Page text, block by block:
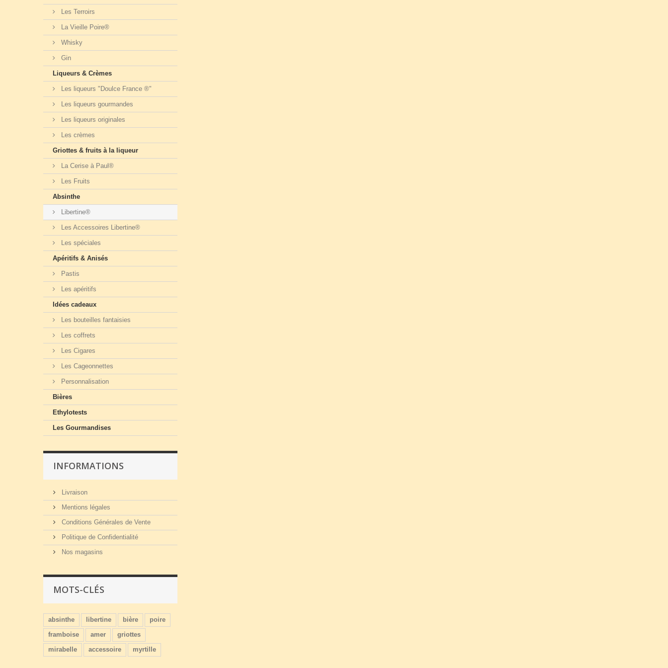
Les Terroirs
La Vieille Poire®
Whisky
Gin
Liqueurs & Crèmes
Les liqueurs "Doulce France ®"
Les liqueurs gourmandes
Les liqueurs originales
Les crèmes
Griottes & fruits à la liqueur
La Cerise à Paul®
Les Fruits
Absinthe
Libertine®
Les Accessoires Libertine®
Les spéciales
Apéritifs & Anisés
Pastis
Les apéritifs
Idées cadeaux
Les bouteilles fantaisies
Les coffrets
Les Cigares
Les Cageonnettes
Personnalisation
Bières
Ethylotests
Les Gourmandises
INFORMATIONS
Livraison
Mentions légales
Conditions Générales de Vente
Politique de Confidentialité
Nos magasins
MOTS-CLÉS
absinthe libertine bière
poire
framboise
amer
griottes
mirabelle
accessoire myrtille